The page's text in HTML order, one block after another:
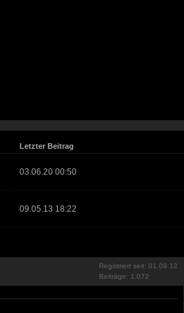
Letzter Beitrag
03.06.20 00:50
09.05.13 18:22
Registriert seit: 01.09.12
Beiträge: 1.072